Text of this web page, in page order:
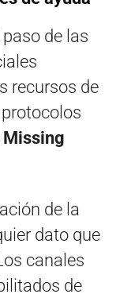
de las
recursos de
Missing
de la
dato que
canales
de